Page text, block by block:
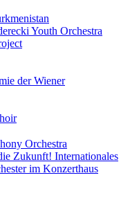
Youth Orchestra
der Wiener
Orchestra
Zukunft! Internationales
im Konzerthaus